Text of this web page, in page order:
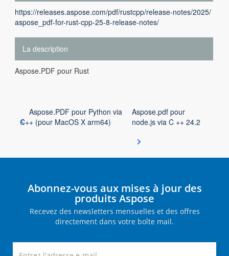
https://releases.aspose.com/pdf/rustcpp/release-notes/2025/
aspose_pdf-for-rust-cpp-25-8-release-notes/
La description
Aspose.PDF pour Rust
Aspose.PDF pour Python via
C++ (pour MacOS X arm64)
Aspose.pdf pour
node.js via C ++ 24.2
Abonnez-vous aux mises à jour des
produits Aspose
Recevez des newsletters mensuelles et des offres
directement dans votre boîte mail.